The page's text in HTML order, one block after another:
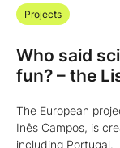
Projects
Who said
fun? – the
The European
Inês Campos, is
including Portugal.